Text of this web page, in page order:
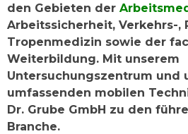
den Gebieten der
Arbeitssicherheit, Verkehrs-,
Tropenmedizin sowie der
Weiterbildung. Mit unserem
Untersuchungszentrum und
umfassenden mobilen
Dr. Grube GmbH zu den
Branche.